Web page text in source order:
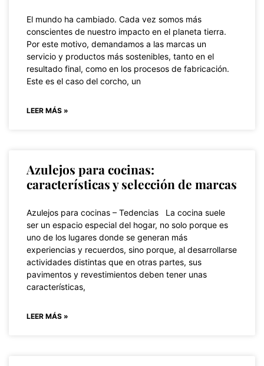
El mundo ha cambiado. Cada vez somos más
conscientes de nuestro impacto en el planeta tierra.
Por este motivo, demandamos a las marcas un
servicio y productos más sostenibles, tanto en el
resultado final, como en los procesos de fabricación.
Este es el caso del corcho, un
LEER MÁS »
Azulejos para cocinas:
características y selección de marcas
Azulejos para cocinas – Tedencias La cocina suele
ser un espacio especial del hogar, no solo porque es
uno de los lugares donde se generan más
experiencias y recuerdos, sino porque, al desarrollarse
actividades distintas que en otras partes, sus
pavimentos y revestimientos deben tener unas
características,
LEER MÁS »